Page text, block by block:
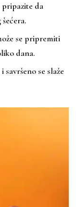
da
se pripremiti
dana.
se slaže